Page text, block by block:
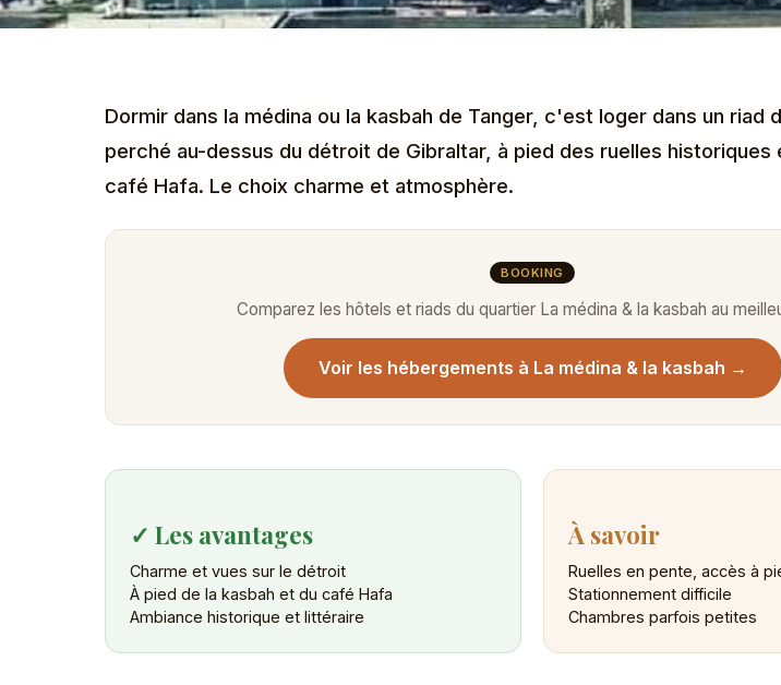
Dormir dans la médina ou la kasbah de Tanger, c'est loger dans un riad
perché au-dessus du détroit de Gibraltar, à pied des ruelles historiques
café Hafa. Le choix charme et atmosphère.
BOOKING
Comparez les hôtels et riads du quartier La médina & la kasbah au
Voir les hébergements à La médina & la kasbah →
✓ Les avantages
Charme et vues sur le détroit
À pied de la kasbah et du café Hafa
Ambiance historique et littéraire
À savoir
Ruelles en pente, accès à
Stationnement difficile
Chambres parfois petites